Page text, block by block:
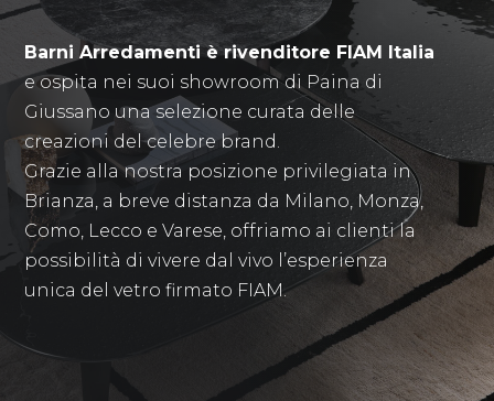
Barni Arredamenti è rivenditore FIAM Italia
e ospita nei suoi showroom di Paina di
Giussano una selezione curata delle
creazioni del celebre brand.
Grazie alla nostra posizione privilegiata in
Brianza, a breve distanza da Milano, Monza,
Como, Lecco e Varese, offriamo ai clienti la
possibilità di vivere dal vivo l’esperienza
unica del vetro firmato FIAM.